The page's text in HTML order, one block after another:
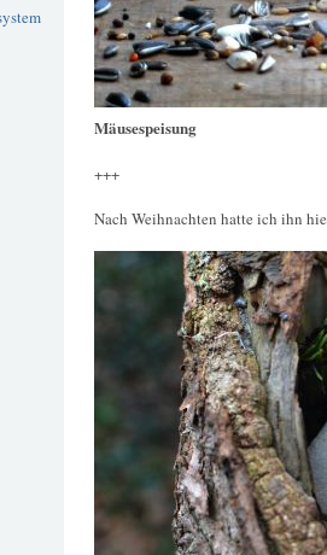
Mäusespeisung
+++
Nach Weihnachten hatte ich ihn